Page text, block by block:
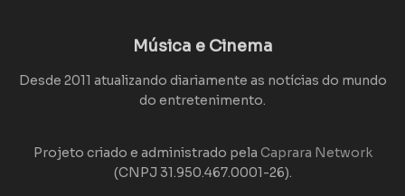
Música e Cinema
Desde 2011 atualizando diariamente as notícias do mundo
do entretenimento.
Projeto criado e administrado pela Caprara Network
(CNPJ 31.950.467.0001-26).